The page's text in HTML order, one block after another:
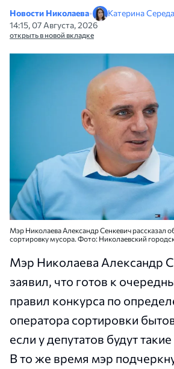
Новости Николаева• Катерина Середа
14:15, 07 Августа, 2026
открыть в новой вкладке
Мэр Николаева Александр Сенкевич рассказал
сортировку мусора. Фото: Николаевский
Мэр Николаева Александр
заявил, что готов к
правил конкурса по
оператора сортировки
если у депутатов будут
В то же время мэр